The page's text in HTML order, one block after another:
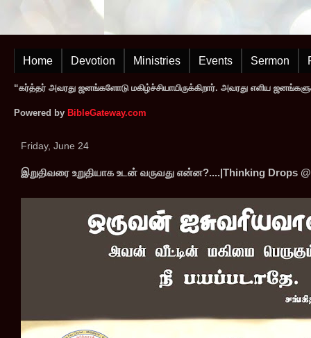
Home Devotion Ministries Events Sermon
“கர்த்தர் அவரது ஜனங்களோடு மகிழ்ச்சியாயிருக்கிறார். அவரது எளிய
Powered by BibleGateway.com
Friday, June 24
இறுதிவரை உறுதியாக உடன் வருவது என்ன?....|Thinking Drops